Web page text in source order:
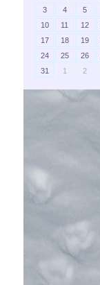
3
4 5
10
11 12
17
18 19
24
25 26
31
1 2